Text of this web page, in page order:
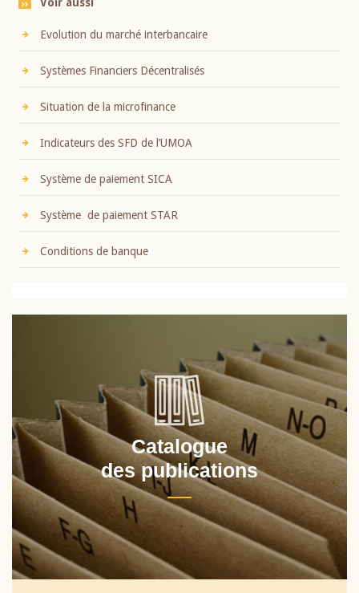
Evolution du marché interbancaire
Systèmes Financiers Décentralisés
Situation de la microfinance
Indicateurs des SFD de l’UMOA
Système de paiement SICA
Système de paiement STAR
Conditions de banque
Catalogue
des publications